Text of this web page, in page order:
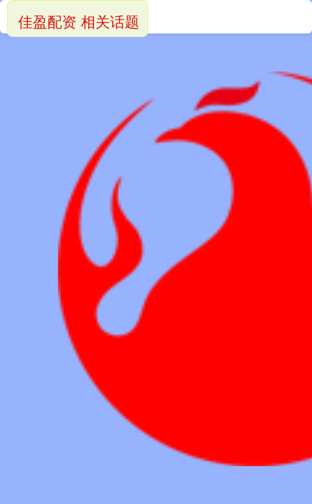
佳盈配资 相关话题